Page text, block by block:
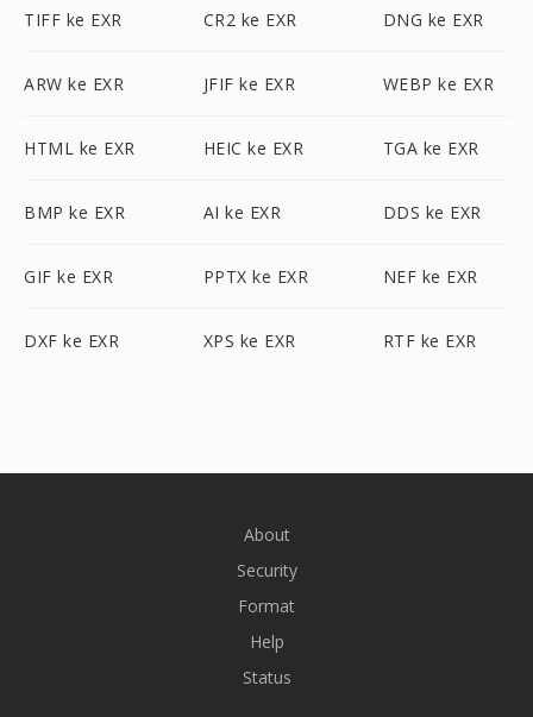
TIFF ke EXR CR2 ke EXR DNG ke EXR
ARW ke EXR JFIF ke EXR WEBP ke EXR
HTML ke EXR HEIC ke EXR TGA ke EXR
BMP ke EXR AI ke EXR DDS ke EXR
GIF ke EXR PPTX ke EXR NEF ke EXR
DXF ke EXR XPS ke EXR RTF ke EXR
About
Security
Format
Help
Status